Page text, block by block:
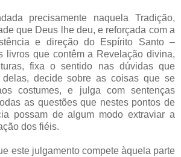
precisamente naquela Tradição,
que Deus lhe deu, e reforçada com a
e direção do Espírito Santo –
livros que contêm a Revelação divina,
fixa o sentido nas dúvidas que
decide sobre as coisas que se
costumes, e julga com sentenças
as questões que nestes pontos de
possam de algum modo extraviar a
dos fiéis.
este julgamento compete àquela parte